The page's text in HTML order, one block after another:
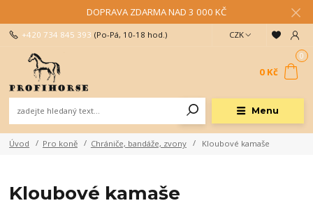
DOPRAVA ZDARMA NAD 3 000 KČ
Menu
CZK
+420 734 845 393 (Po-Pá, 10-18 hod.)
0
0 Kč
Úvod Pro koně Chrániče, bandáže, zvony Kloubové kamaše
Kloubové kamaše